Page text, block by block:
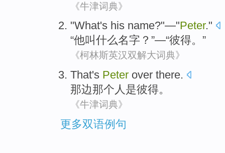
《牛津词典》
"What's his name?"—"Peter."
“他叫 什么名字？”—“彼得。”
《柯林斯英汉双解大词典》
That's Peter over there.
那边那个人是彼得。
《牛津词典》
更多双语例句